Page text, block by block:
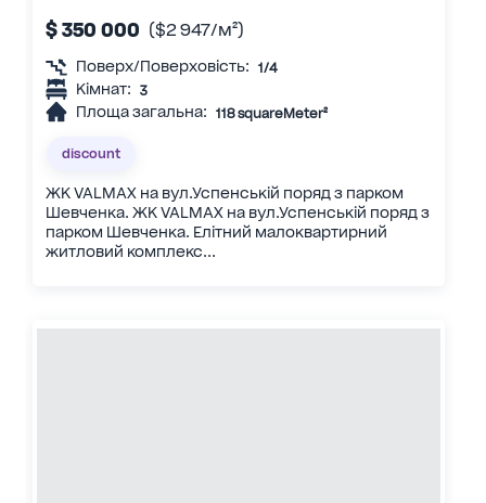
$ 350 000 ($2 947/м²)
Поверх/Поверховість: 1/4
Кімнат: 3
Площа загальна: 118 squareMeter²
discount
ЖК VALMAX на вул.Успенській поряд з парком
Шевченка. ЖК VALMAX на вул.Успенській поряд з
парком Шевченка. Елітний малоквартирний
житловий комплекс...